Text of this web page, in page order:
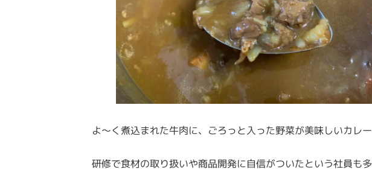
よ～く煮込まれた牛肉に、ごろっと入った野菜が美味しいカレ
研修で食材の取り扱いや商品開発に自信がついたという社員も多